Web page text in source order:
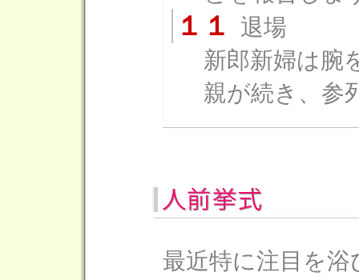
１１
退場
新郎新婦は腕
親が続き、参
最近特に注目を